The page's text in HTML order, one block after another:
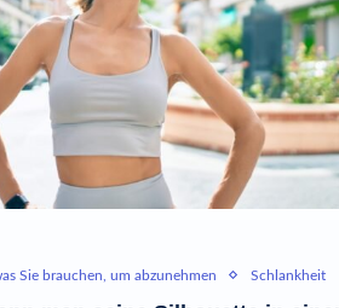
Sie brauchen, um abzunehmen Schlankheit